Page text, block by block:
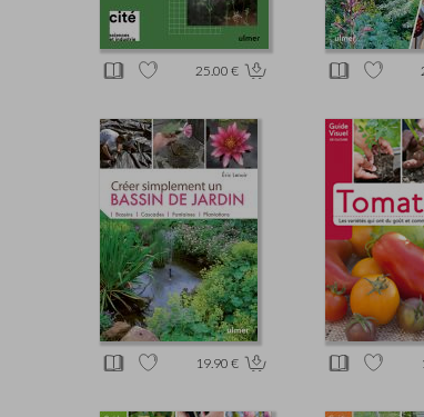
25.00 €
19.90 €